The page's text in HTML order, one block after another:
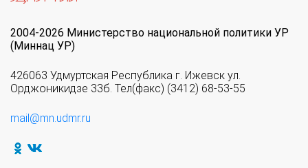
2004-2026 Министерство национальной политики УР
(Миннац УР)
426063 Удмуртская Республика г. Ижевск ул.
Орджоникидзе 33б. Тел(факс) (3412) 68-53-55
mail@mn.udmr.ru